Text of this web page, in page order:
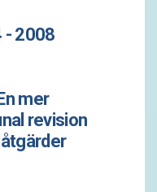
- 2008
mer
revision 